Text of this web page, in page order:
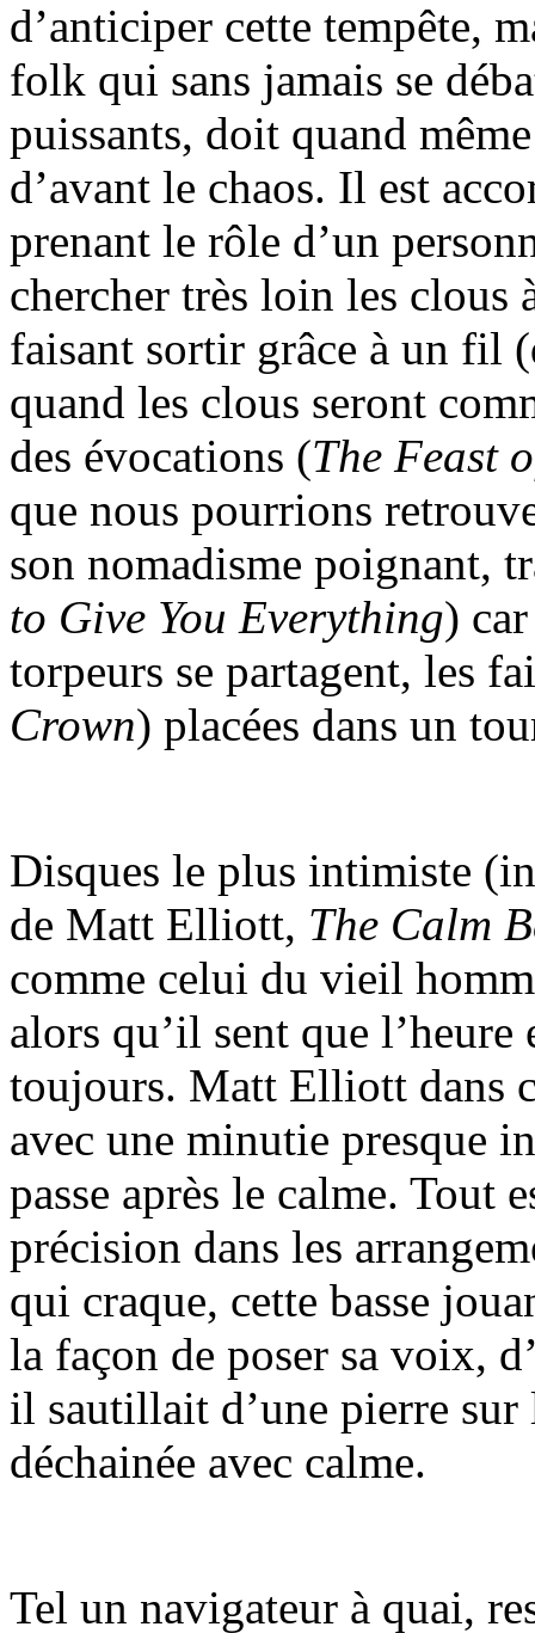
d’anticiper cette tempête,
folk qui sans jamais se
puissants, doit quand
d’avant le chaos. Il est
prenant le rôle d’un
chercher très loin les clous
faisant sortir grâce à un fil
quand les clous seront
des évocations (The Feast
que nous pourrions
son nomadisme poignant,
to Give You Everything)
torpeurs se partagent, les
Crown) placées dans un
Disques le plus intimiste
de Matt Elliott, The Calm
comme celui du vieil
alors qu’il sent que
toujours. Matt Elliott dans
avec une minutie presque
passe après le calme. Tout
précision dans les
qui craque, cette basse
la façon de poser sa voix,
il sautillait d’une pierre
déchainée avec calme.
Tel un navigateur à quai,